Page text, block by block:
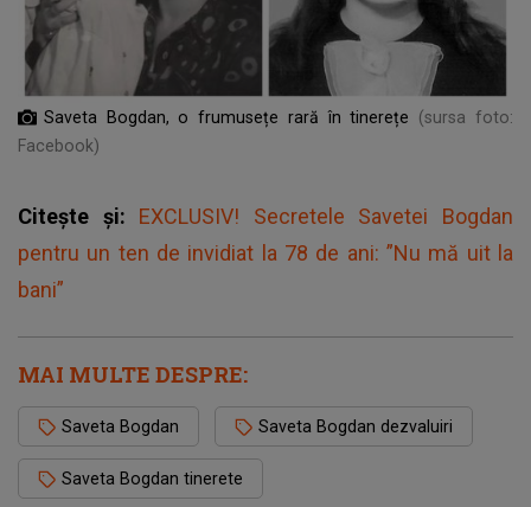
Saveta Bogdan, o frumusețe rară în tinerețe
(sursa foto:
Facebook)
Citește și: EXCLUSIV! Secretele Savetei Bogdan
pentru un ten de invidiat la 78 de ani: ”Nu mă uit la
bani”
MAI MULTE DESPRE:
Saveta Bogdan Saveta Bogdan dezvaluiri
Saveta Bogdan tinerete